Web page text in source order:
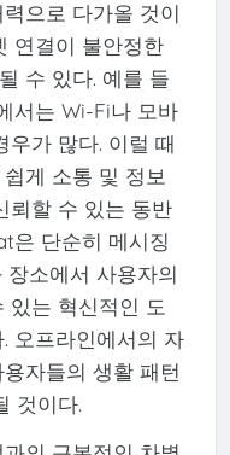
으로 다가올 것이
연결이 불안정한
수 있다. 예를 들
서는 Wi-Fi나 모바
우가 많다. 이럴 때
게 소통 및 정보
뢰할 수 있는 동반
은 단순히 메시징
소에서 사용자의
있는 혁신적인 도
오프라인에서의 자
자들의 생활 패턴
것이다.